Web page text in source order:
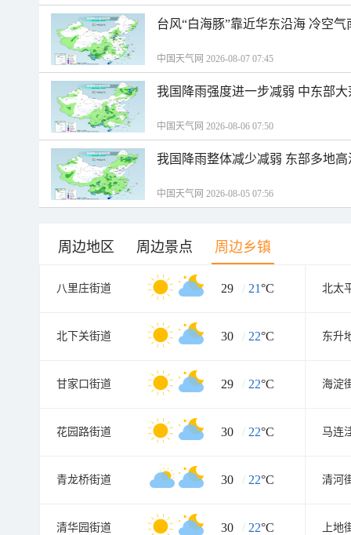
台风“白海豚”靠近华东沿海 冷空
中国天气网 2026-08-07 07:45
我国降雨强度进一步减弱 中东部
中国天气网 2026-08-06 07:50
我国降雨整体减少减弱 东部多地
中国天气网 2026-08-05 07:56
周边地区 周边景点 周边乡镇
八里庄街道 29 / 21°C 北太
北下关街道 30 / 22°C 东升
甘家口街道 29 / 22°C 海淀
花园路街道 30 / 22°C 马连
青龙桥街道 30 / 22°C 清河
清华园街道 30 / 22°C 上地